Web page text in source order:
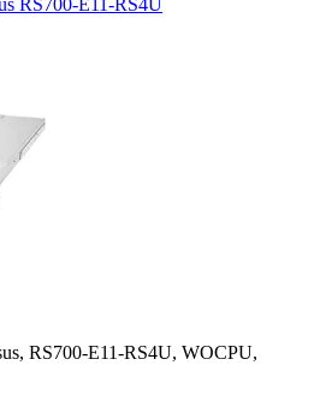
RS700-E11-RS4U
RS700-E11-RS4U, WOCPU,